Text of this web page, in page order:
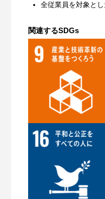
全従業員を対象と
関連するSDGs